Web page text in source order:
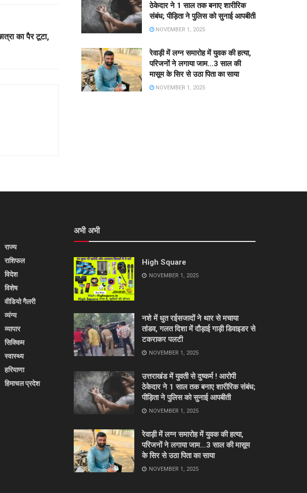
का पैर टूटा,
ठेकेदार ने 1 साल तक बनाए शारीरिक
संबंध; पीड़िता ने पुलिस को सुनाई आपबीती
NOVEMBER 1, 2025
रेवाड़ी में लग्न समारोह में युवक की हत्या,
परिजनों ने लगाया जाम…3 साल की
मासूम के सिर से उठा पिता का साया
NOVEMBER 1, 2025
राज्य
राशिफल
विदेश
विशेष
वीडियो गैलरी
व्यंग्य
व्यापार
सिक्किम
स्वास्थ्य
हरियाणा
हिमाचल प्रदेश
अभी अभी
High Square
NOVEMBER 1, 2025
नशे में धुत रईसजादों ने थार से मचाया
तांडव, गलत दिशा में दौड़ाई गाड़ी डिवाइडर से
टकराकर पलटी
NOVEMBER 1, 2025
उत्तराखंड में युवती से दुष्कर्म ! आरोपी
ठेकेदार ने 1 साल तक बनाए शारीरिक संबंध;
पीड़िता ने पुलिस को सुनाई आपबीती
NOVEMBER 1, 2025
रेवाड़ी में लग्न समारोह में युवक की हत्या,
परिजनों ने लगाया जाम…3 साल की मासूम
के सिर से उठा पिता का साया
NOVEMBER 1, 2025